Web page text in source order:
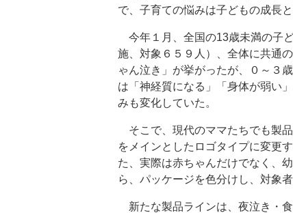
で、子育ての悩みは子どもの成長
今年１月、全国の13歳未満の子
施、対象６５９人）、全体に共通
ゃん泣き」が挙がったが、０～３
は「神経質になる」「身体が弱い
みも変化していた。
そこで、現代のママたちでも製
をメインとしたロゴタイプに変更
た、実際は赤ちゃんだけでなく、
ら、パッケージを色分けし、対象
新たな製品ラインは、夜泣き・